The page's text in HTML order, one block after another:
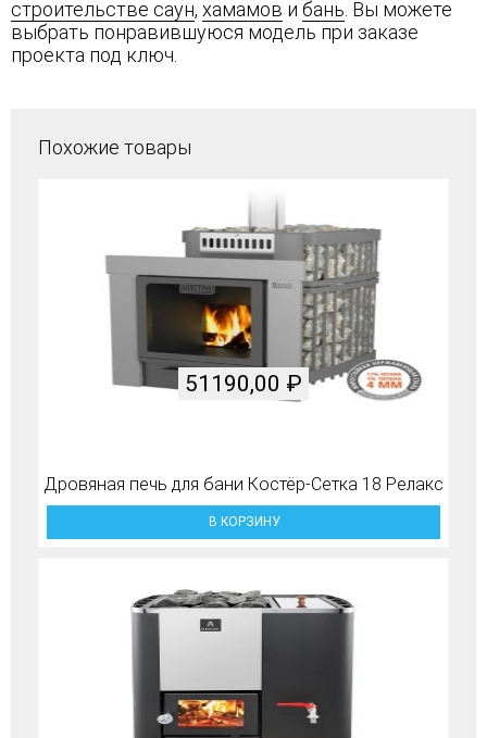
строительстве саун, хамамов и бань . Вы можете
выбрать понравившуюся модель при заказе
проекта под ключ.
Похожие товары
Дровяная печь для бани Костёр-Сетка 18 Релакс
51190,00 ₽
В КОРЗИНУ